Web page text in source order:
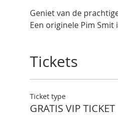
Geniet van de
Een originele Pim
Tickets
Ticket type
GRATIS VIP TICKET